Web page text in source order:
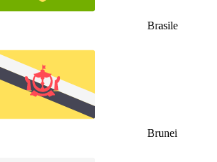
Brasile
Brunei